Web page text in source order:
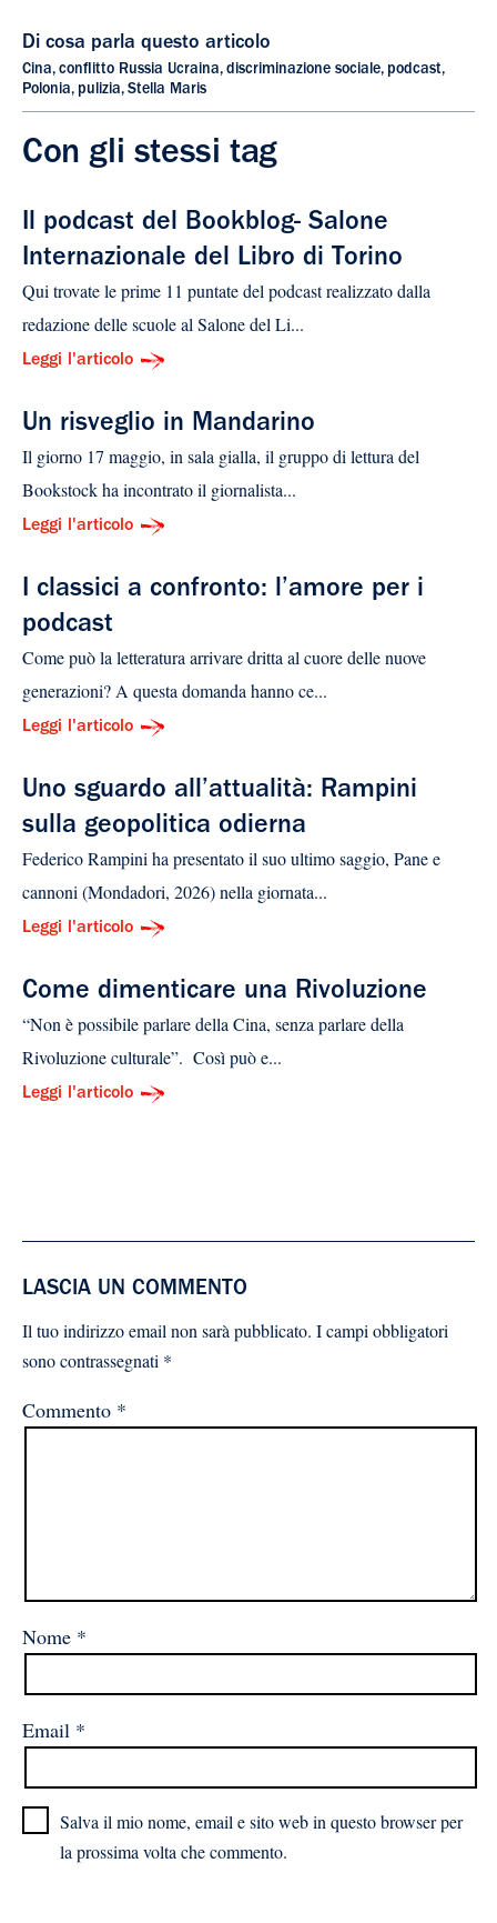
Di cosa parla questo articolo
Cina, conflitto Russia Ucraina, discriminazione sociale, podcast,
Polonia, pulizia, Stella Maris
Con gli stessi tag
Il podcast del Bookblog- Salone
Internazionale del Libro di Torino
Qui trovate le prime 11 puntate del podcast realizzato dalla
redazione delle scuole al Salone del Li...
Leggi l'articolo
Un risveglio in Mandarino
Il giorno 17 maggio, in sala gialla, il gruppo di lettura del
Bookstock ha incontrato il giornalista...
Leggi l'articolo
I classici a confronto: l’amore per i
podcast
Come può la letteratura arrivare dritta al cuore delle nuove
generazioni? A questa domanda hanno ce...
Leggi l'articolo
Uno sguardo all’attualità: Rampini
sulla geopolitica odierna
Federico Rampini ha presentato il suo ultimo saggio, Pane e
cannoni (Mondadori, 2026) nella giornata...
Leggi l'articolo
Come dimenticare una Rivoluzione
“Non è possibile parlare della Cina, senza parlare della
Rivoluzione culturale”. Così può e...
Leggi l'articolo
LASCIA UN COMMENTO
Il tuo indirizzo email non sarà pubblicato. I campi obbligatori
sono contrassegnati *
Commento *
Nome *
Email *
Salva il mio nome, email e sito web in questo browser per
la prossima volta che commento.